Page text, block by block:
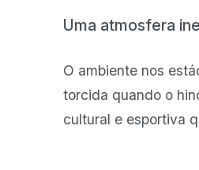
Uma atmosfera
O ambiente nos
torcida quando o
cultural e esportiva